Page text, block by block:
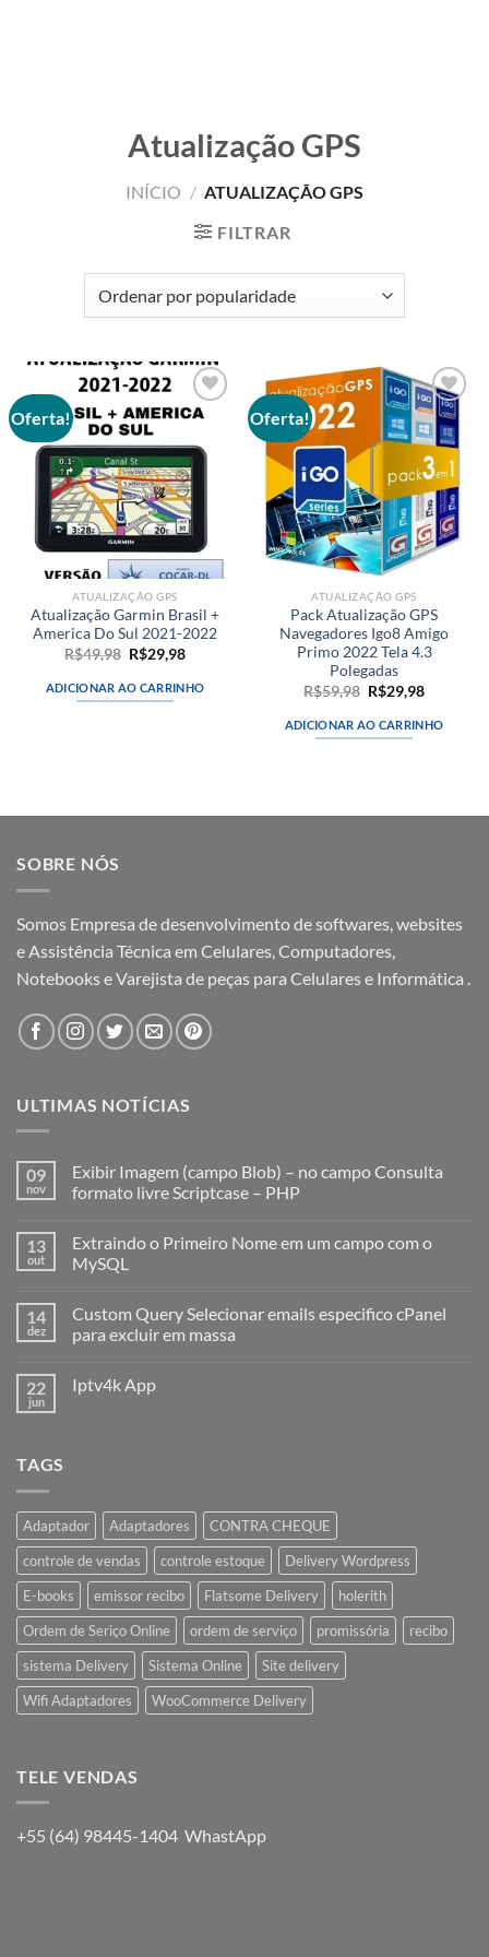
Atualização GPS
INÍCIO / ATUALIZAÇÃO GPS
FILTRAR
Oferta!
Adicionar
desejos
ATUALIZAÇÃO GPS
Atualização Garmin Brasil +
America Do Sul 2021-2022
R$49,98 O
preço
original
era:
R$29,98O
atual
é:
ADICIONAR AO CARRINHO
Oferta!
Adicionar
aos meus
desejos
ATUALIZAÇÃO GPS
Pack Atualização GPS
Navegadores Igo8 Amigo
Primo 2022 Tela 4.3
Polegadas
R$59,98 O
preço
original
era:
R$29,98O
atual
é:
ADICIONAR AO CARRINHO
SOBRE NÓS
Somos Empresa de desenvolvimento de softwares, websites
e Assistência Técnica em Celulares, Computadores,
Notebooks e Varejista de peças para Celulares e Informática .
ULTIMAS NOTÍCIAS
09
nov
Exibir Imagem (campo Blob) – no campo Consulta
formato livre Scriptcase – PHP
13
out
Extraindo o Primeiro Nome em um campo com o
MySQL
14
dez
Custom Query Selecionar emails especifico cPanel
para excluir em massa
22
jun
Iptv4k App
TAGS
Adaptador Adaptadores
CONTRA CHEQUE
controle de vendas
controle estoque
Delivery Wordpress
E-books
emissor recibo Flatsome Delivery
holerith
Ordem de Seriço Online
ordem de serviço promissória
recibo
sistema Delivery
Sistema Online
Site delivery
Wifi Adaptadores
WooCommerce Delivery
TELE VENDAS
+55 (64) 98445-1404 WhastApp